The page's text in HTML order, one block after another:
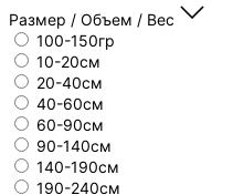
Размер / Объем / Вес
100-150гр
10-20см
20-40см
40-60см
60-90см
90-140см
140-190см
190-240см